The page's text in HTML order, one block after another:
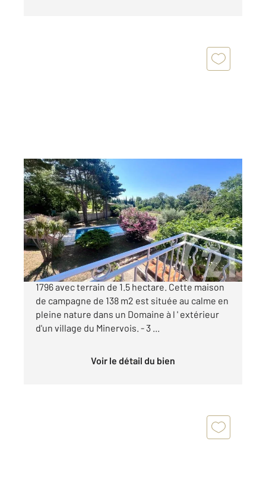
PEYRIAC MINERVOIS 11
138,81 m2, 5 pièces
Ref : 29583
Maison à vendre
459 000 €
Maison en pierre ( ancienne ferme ) rénovée de
1796 avec terrain de 1.5 hectare. Cette maison
de campagne de 138 m2 est située au calme en
pleine nature dans un Domaine à l ' extérieur
d'un village du Minervois. - 3 ...
Voir le détail du bien